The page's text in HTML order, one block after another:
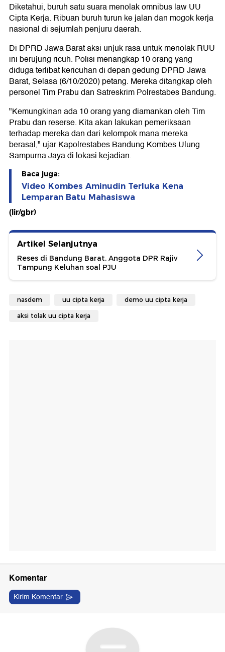
Diketahui, buruh satu suara menolak omnibus law UU
Cipta Kerja. Ribuan buruh turun ke jalan dan mogok kerja
nasional di sejumlah penjuru daerah.
Di DPRD Jawa Barat aksi unjuk rasa untuk menolak RUU
ini berujung ricuh. Polisi menangkap 10 orang yang
diduga terlibat kericuhan di depan gedung DPRD Jawa
Barat, Selasa (6/10/2020) petang. Mereka ditangkap oleh
personel Tim Prabu dan Satreskrim Polrestabes Bandung.
"Kemungkinan ada 10 orang yang diamankan oleh Tim
Prabu dan reserse. Kita akan lakukan pemeriksaan
terhadap mereka dan dari kelompok mana mereka
berasal," ujar Kapolrestabes Bandung Kombes Ulung
Sampurna Jaya di lokasi kejadian.
Baca juga:
Video Kombes Aminudin Terluka Kena
Lemparan Batu Mahasiswa
(lir/gbr)
Artikel Selanjutnya
Reses di Bandung Barat, Anggota DPR Rajiv
Tampung Keluhan soal PJU
nasdem uu cipta kerja demo uu cipta kerja
aksi tolak uu cipta kerja